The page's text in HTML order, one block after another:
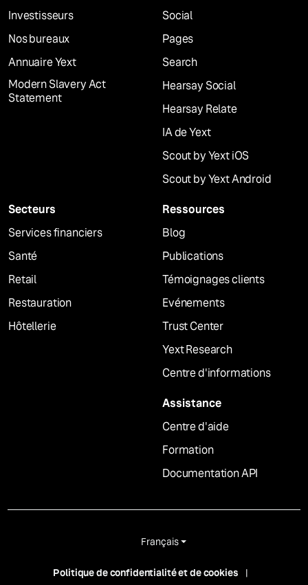
Investisseurs
Nos bureaux
Annuaire Yext
Modern Slavery Act
Statement
Social
Pages
Search
Hearsay Social
Hearsay Relate
IA de Yext
Scout by Yext iOS
Scout by Yext Android
Secteurs
Services financiers
Santé
Retail
Restauration
Hôtellerie
Ressources
Blog
Publications
Témoignages clients
Evénements
Trust Center
Yext Research
Centre d'informations
Assistance
Centre d'aide
Formation
Documentation API
Français
Politique de confidentialité et de cookies